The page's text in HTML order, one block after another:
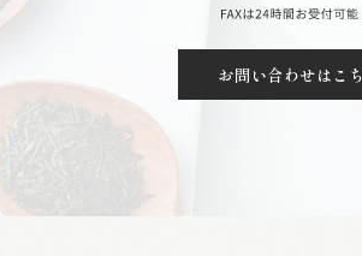
お問い合わせはこ